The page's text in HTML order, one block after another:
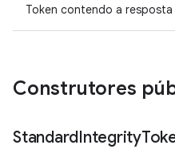
Token contendo a
Construtores
StandardIntegrity